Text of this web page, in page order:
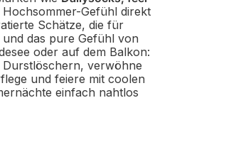
Hochsommer-Gefühl direkt
Schätze, die für
das pure Gefühl von
oder auf dem Balkon:
verwöhne
und feiere mit coolen
einfach nahtlos